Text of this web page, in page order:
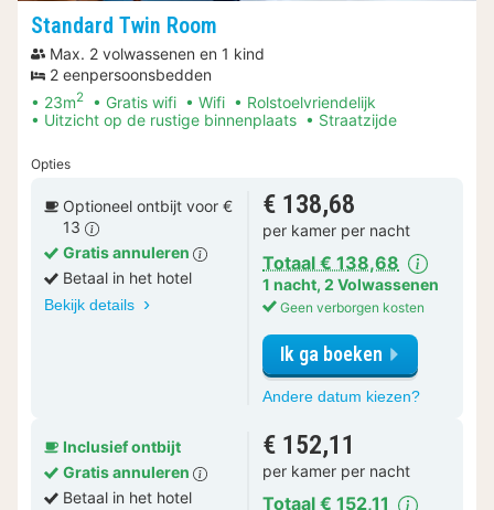
Standard Twin Room
Max. 2 volwassenen en 1 kind
2 eenpersoonsbedden
23m2 Gratis wifi Wifi
Rolstoelvriendelijk
Uitzicht op de rustige binnenplaats
Straatzijde
Opties
Optioneel ontbijt voor €
13
Gratis annuleren
Betaal in het hotel
Bekijk details
€ 138,68
per kamer per nacht
Totaal € 138,68
1 nacht, 2 Volwassenen
Geen verborgen kosten
Ik ga boeken
Andere datum kiezen?voor
Inclusief ontbijt
Gratis annuleren
Betaal in het hotel
€ 152,11
per kamer per nacht
Totaal € 152,11